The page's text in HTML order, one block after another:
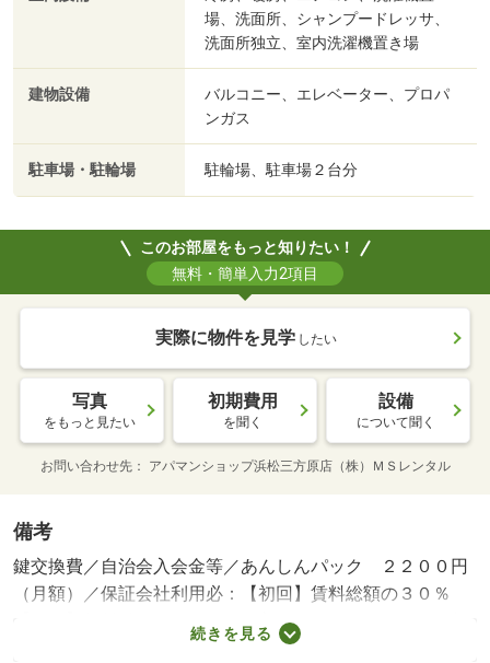
場、洗面所、シャンプードレッサ、
洗面所独立、室内洗濯機置き場
建物設備
バルコニー、エレベーター、プロパ
ンガス
駐車場・駐輪場 駐輪場、駐車場２台分
このお部屋をもっと知りたい！
無料・簡単入力2項目
実際に物件を見学 したい
写真
をもっと見たい
初期費用
を聞く
設備
について聞く
お問い合わせ先 アパマンショップ浜松三方原店（株）ＭＳレンタル
備考
鍵交換費／自治会入会金等／あんしんパック ２２００円
（月額）／保証会社利用必：【初回】賃料総額の３０％
【月額】賃料総額の２％／二人入居可／子供可／ペット相
談／駐２台可／［退去時費用 ※退去時実費精算※故意・過
続きを見る